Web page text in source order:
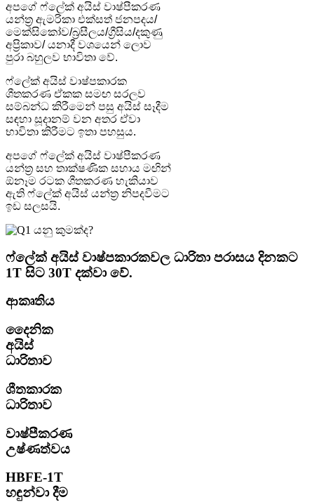
අපගේ ෆ්ලේක් අයිස් වාෂ්පීකරණ
යන්ත්‍ර ඇමරිකා එක්සත් ජනපදය/
මෙක්සිකෝව/බ්‍රසීලය/ග්‍රීසිය/දකුණු
අප්‍රිකාව/ යනාදී වශයෙන් ලොව
පුරා බහුලව භාවිතා වේ.
ෆ්ලේක් අයිස් වාෂ්පකාරක
ශීතකරණ ඒකක සමඟ සරලව
සම්බන්ධ කිරීමෙන් පසු අයිස් සෑදීම
සඳහා සූදානම් වන අතර ඒවා
භාවිතා කිරීමට ඉතා පහසුය.
අපගේ ෆ්ලේක් අයිස් වාෂ්පීකරණ
යන්ත්‍ර සහ තාක්ෂණික සහාය මඟින්
ඕනෑම රටක ශීතකරණ හැකියාව
ඇති ෆ්ලේක් අයිස් යන්ත්‍ර නිපදවීමට
ඉඩ සලසයි.
ෆ්ලේක් අයිස් වාෂ්පකාරකවල ධාරිතා පරාසය දිනකට
1T සිට 30T දක්වා වේ.
ආකෘතිය
දෛනික
අයිස්
ධාරිතාව
ශීතකාරක
ධාරිතාව
වාෂ්පීකරණ
උෂ්ණත්වය
HBFE-1T
හඳුන්වා දීම